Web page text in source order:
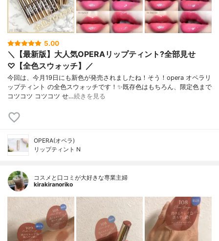
5.00
＼【最新版】大人気OPERAリップティント?全部見せ
♡【全色スウォッチ】／
今回は、今月19日にも新色が発売されましたね！そう！opera オペラリ
ップティント の全色スウォッチです！✨既存色はもちろん、限定色まで
コツコツ コツコツ せ…続きを見る
OPERA(オペラ)
リップティント N
コスメと口コミが大好きな専業主婦
kirakiranoriko